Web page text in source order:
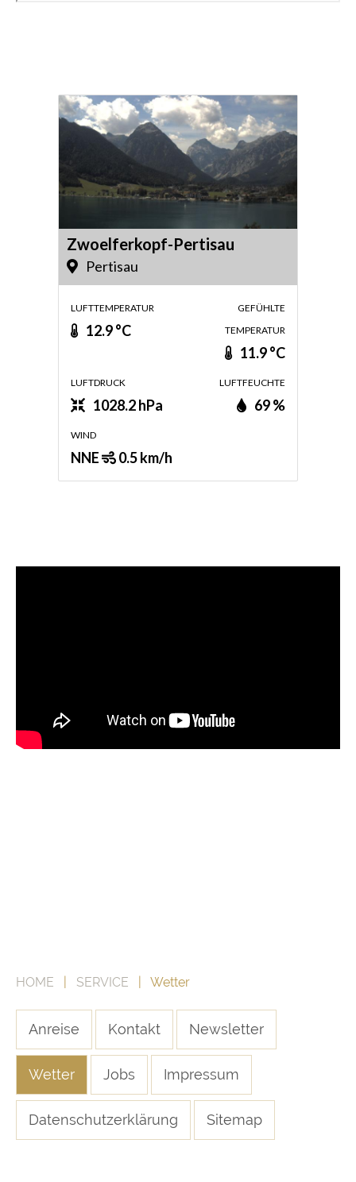
Zwoelferkopf-Pertisau
Pertisau
LUFTTEMPERATUR
12.9 °C
GEFÜHLTE
TEMPERATUR
11.9 °C
LUFTDRUCK
1028.2 hPa
LUFTFEUCHTE
69 %
WIND
NNE 0.5 km/h
HOME SERVICE | Wetter
Anreise Kontakt Newsletter
Wetter Jobs Impressum
Datenschutzerklärung Sitemap